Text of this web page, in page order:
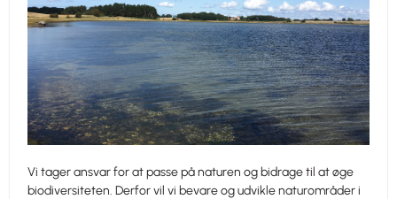
Vi tager ansvar for at passe på naturen og bidrage til at øge
biodiversiteten. Derfor vil vi bevare og udvikle naturområder i